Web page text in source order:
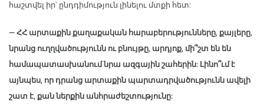
հաշտվել իր՝ ընդդիմություն լինելու մտքի հետ:
— ՀՀ արտաքին քաղաքական հարաբերությունները, քայլերը,
նրանց ուղղվածությունն ու բնույթը, արդյոք, մի՞շտ են են
համապատասխանում նրա ազգային շահերին: Լինո՞ւմ է
այնպես, որ դրանց արտաքին պարտադրվածությունն ավելի
շատ է, քան ներքին անհրաժեշտությունը: